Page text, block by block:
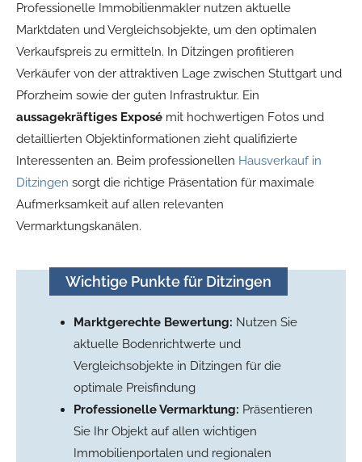
Professionelle Immobilienmakler nutzen aktuelle
Marktdaten und Vergleichsobjekte, um den optimalen
Verkaufspreis zu ermitteln. In Ditzingen profitieren
Verkäufer von der attraktiven Lage zwischen Stuttgart und
Pforzheim sowie der guten Infrastruktur. Ein
aussagekräftiges Exposé mit hochwertigen Fotos und
detaillierten Objektinformationen zieht qualifizierte
Interessenten an. Beim professionellen Hausverkauf in
Ditzingen sorgt die richtige Präsentation für maximale
Aufmerksamkeit auf allen relevanten
Vermarktungskanälen.
Wichtige Punkte für Ditzingen
Marktgerechte Bewertung: Nutzen Sie
aktuelle Bodenrichtwerte und
Vergleichsobjekte in Ditzingen für die
optimale Preisfindung
Professionelle Vermarktung: Präsentieren
Sie Ihr Objekt auf allen wichtigen
Immobilienportalen und regionalen